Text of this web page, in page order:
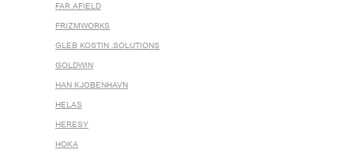
FAR AFIELD
FRIZMWORKS
GLEB KOSTIN .SOLUTIONS
GOLDWIN
HAN KJOBENHAVN
HELAS
HERESY
HOKA